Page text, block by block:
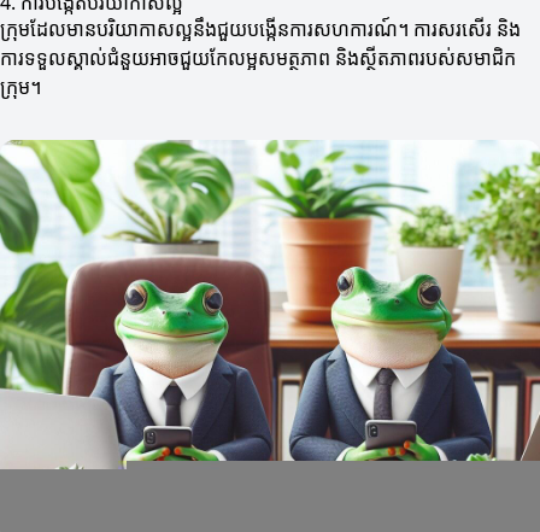
ក្រុមដែលមានបរិយាកាសល្អនឹងជួយបង្កើនការសហការណ៍។ ការសរសើរ និង
ការទទួលស្គាល់ជំនួយអាចជួយកែលម្អសមត្ថភាព និងស្ថីតភាពរបស់សមាជិក
ក្រុម។